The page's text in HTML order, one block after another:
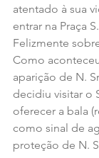
atentado à sua
entrar na Praça
Felizmente
Como
aparição de N.
decidiu visitar o
oferecer a bala
como sinal de
proteção de N.